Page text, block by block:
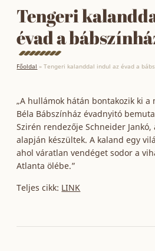
Tengeri
évad a
Főoldal »Tengeri kalanddal indul az évad a
„A hullámok hátán bontakozik ki a
Béla Bábszínház évadnyitó
Szirén rendezője Schneider
alapján készültek. A kaland egy
ahol váratlan vendéget sodor a
Atlanta ölébe.”
Teljes cikk: LINK